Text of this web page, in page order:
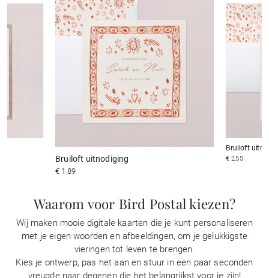
Bruiloft uitnodiging
€ 1,89
Bruiloft
€ 2,55
Waarom voor Bird Postal kiezen?
Wij maken mooie digitale kaarten die je kunt personaliseren
met je eigen woorden en afbeeldingen, om je gelukkigste
vieringen tot leven te brengen.
Kies je ontwerp, pas het aan en stuur in een paar seconden
vreugde naar degenen die het belangrijkst voor je zijn!